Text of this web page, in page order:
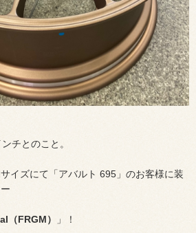
チとのこと。
イズにて「アバルト 695」のお客様に装
FRGM） 」！